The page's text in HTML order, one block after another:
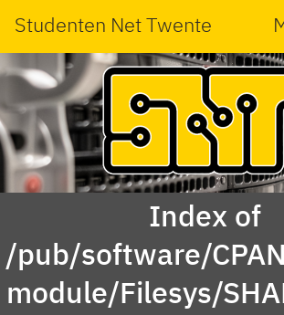
Studenten Net Twente
Index of
/pub/software/
module/Filesys/